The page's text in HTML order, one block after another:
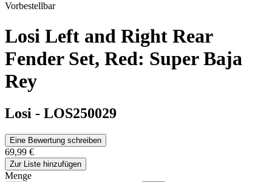
Vorbestellbar
Losi Left and Right Rear
Fender Set, Red: Super Baja
Rey
Losi - LOS250029
Eine Bewertung schreiben
69,99 €
Zur Liste hinzufügen
Menge